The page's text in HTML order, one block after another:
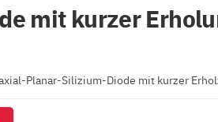
mit kurzer
Planar-Silizium-Diode mit kurzer